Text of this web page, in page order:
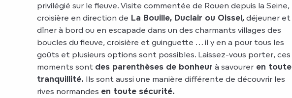
privilégié sur le fleuve. Visite commentée de Rouen depuis la Seine,
croisière en direction de La Bouille, Duclair ou Oissel, déjeuner et
dîner à bord ou en escapade dans un des charmants villages des
boucles du fleuve, croisière et guinguette … il y en a pour tous les
goûts et plusieurs options sont possibles. Laissez-vous porter, ces
moments sont des parenthèses de bonheur à savourer en toute
tranquillité. Ils sont aussi une manière différente de découvrir les
rives normandes en toute sécurité.